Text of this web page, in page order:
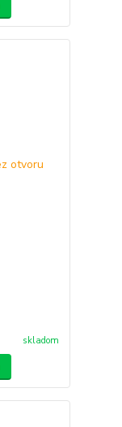
skladom